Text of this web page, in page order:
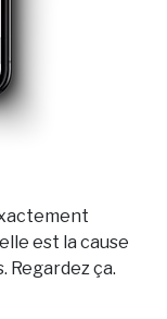
est la cause
Regardez ça.